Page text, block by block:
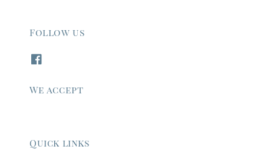
Follow us
We accept
Quick links